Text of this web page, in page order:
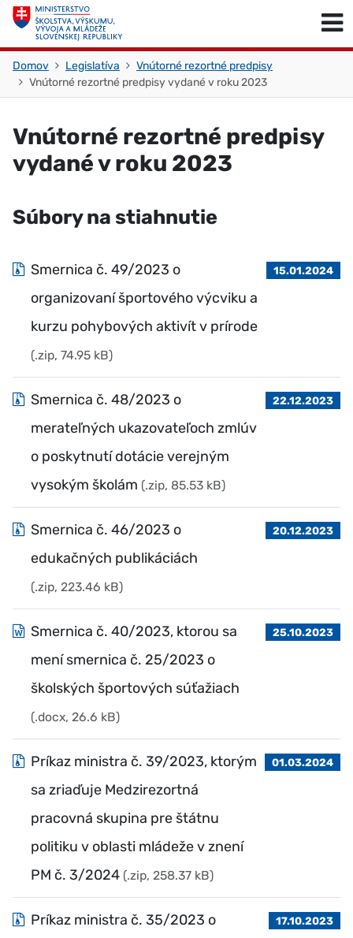
Skočiť na obsah
Domov Legislatíva
Vnútorné rezortné predpisy
Vnútorné rezortné predpisy vydané v roku 2023
Vnútorné rezortné predpisy
vydané v roku 2023
Súbory na stiahnutie
Smernica č. 49/2023 o
organizovaní športového výcviku a
kurzu pohybových aktivít v prírode
(.zip, 74.95 kB)
15.01.2024
Smernica č. 48/2023 o
merateľných ukazovateľoch zmlúv
o poskytnutí dotácie verejným
vysokým školám (.zip, 85.53 kB)
22.12.2023
Smernica č. 46/2023 o
edukačných publikáciách
(.zip, 223.46 kB)
20.12.2023
Smernica č. 40/2023, ktorou sa
mení smernica č. 25/2023 o
školských športových súťažiach
(.docx, 26.6 kB)
25.10.2023
Príkaz ministra č. 39/2023, ktorým
sa zriaďuje Medzirezortná
pracovná skupina pre štátnu
politiku v oblasti mládeže v znení
PM č. 3/2024 (.zip, 258.37 kB)
01.03.2024
Príkaz ministra č. 35/2023 o
17.10.2023
Skočiť na začiatok stránky